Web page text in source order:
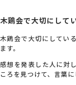
木鶏会で大切にして
木鶏会で大切にしてい
ます。
感想を発表した人に対
ころを見つけて、言葉に